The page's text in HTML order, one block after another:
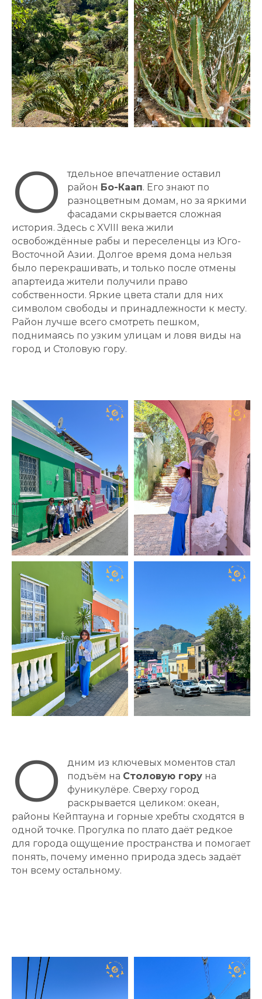
О
тдельное впечатление оставил
район Бо-Каап. Его знают по
разноцветным домам, но за яркими
фасадами скрывается сложная
история. Здесь с XVIII века жили
освобождённые рабы и переселенцы из Юго-
Восточной Азии. Долгое время дома нельзя
было перекрашивать, и только после отмены
апартеида жители получили право
собственности. Яркие цвета стали для них
символом свободы и принадлежности к месту.
Район лучше всего смотреть пешком,
поднимаясь по узким улицам и ловя виды на
город и Столовую гору.
О
дним из ключевых моментов стал
подъём на Столовую гору на
фуникулёре. Сверху город
раскрывается целиком: океан,
районы Кейптауна и горные хребты сходятся в
одной точке. Прогулка по плато даёт редкое
для города ощущение пространства и помогает
понять, почему именно природа здесь задаёт
тон всему остальному.